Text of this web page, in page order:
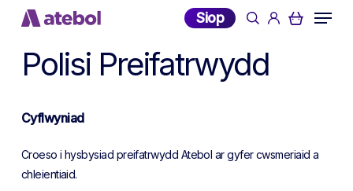
Skip
content
Siop searchaccount
Menu
Polisi Preifatrwydd
Cyflwyniad
Croeso i hysbysiad preifatrwydd Atebol ar gyfer cwsmeriaid a
chleientiaid.